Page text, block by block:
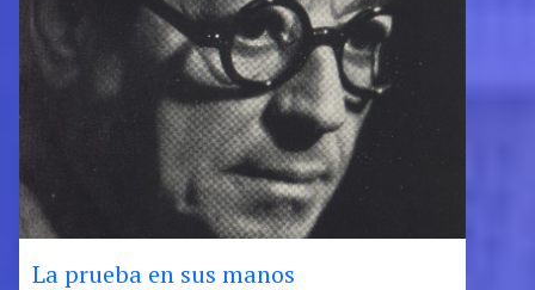
La prueba en sus manos